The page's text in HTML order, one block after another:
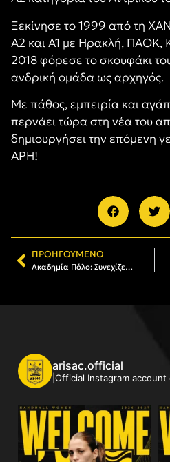
Ξεκίνησε το 1999 από τη
Α2 και Α1 με Ηρακλή,
2018 φόρεσε το σκουφάκι
ανδρική ομάδα ως αρχηγός.
Με πάθος, εμπειρία και
περνάει τώρα στη νέα του
δημιουργήσει την επόμενη
ΑΡΗ!
ΠΡΟΗΓΟΎΜΕΝΟ
Ακαδημία Πόλο: Συνεχίζει στο «τιμόνι» των τμημάτων υποδομής ο Σωκράτης Άγγος
arisac.official
|Official Instagram account